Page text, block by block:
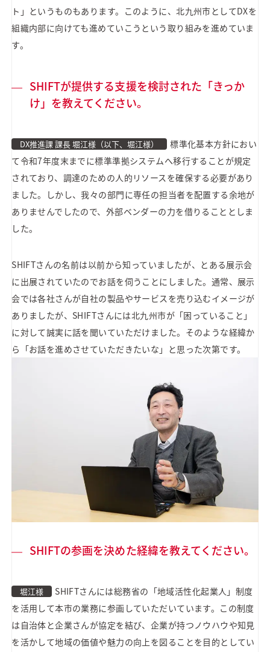
ト」というものもあります。このように、北九州市としてDXを
組織内部に向けても進めていこうという取り組みを進めていま
す。
SHIFTが提供する支援を検討された「きっか
け」を教えてください。
DX推進課 課長 堀江様（以下、堀江様）
標準化基本方針におい
て令和7年度末までに標準準拠システムへ移行することが規定
されており、調達のための人的リソースを確保する必要があり
ました。しかし、我々の部門に専任の担当者を配置する余地が
ありませんでしたので、外部ベンダーの力を借りることとしま
した。
SHIFTさんの名前は以前から知っていましたが、とある展示会
に出展されていたのでお話を伺うことにしました。通常、展示
会では各社さんが自社の製品やサービスを売り込むイメージが
ありましたが、SHIFTさんには北九州市が「困っていること」
に対して誠実に話を聞いていただけました。そのような経緯か
ら「お話を進めさせていただきたいな」と思った次第です。
SHIFTの参画を決めた経緯を教えてください。
堀江様
SHIFTさんには総務省の「地域活性化起業人」制度
を活用して本市の業務に参画していただいています。この制度
は自治体と企業さんが協定を結び、企業が持つノウハウや知見
を活かして地域の価値や魅力の向上を図ることを目的としてい